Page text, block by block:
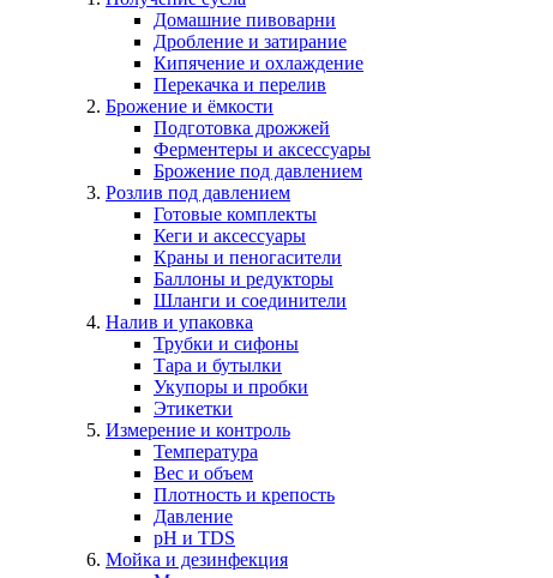
Домашние пивоварни
Дробление и затирание
Кипячение и охлаждение
Перекачка и перелив
Брожение и ёмкости
Подготовка дрожжей
Ферментеры и аксессуары
Брожение под давлением
Розлив под давлением
Готовые комплекты
Кеги и аксессуары
Краны и пеногасители
Баллоны и редукторы
Шланги и соединители
Налив и упаковка
Трубки и сифоны
Тара и бутылки
Укупоры и пробки
Этикетки
Измерение и контроль
Температура
Вес и объем
Плотность и крепость
Давление
pH и TDS
Мойка и дезинфекция